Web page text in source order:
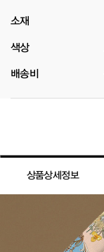
소재
색상
배송비
상품상세정보